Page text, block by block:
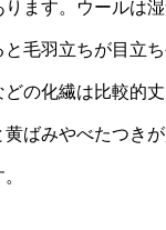
ます。ウールは
毛羽立ちが目立
の化繊は比較的
ばみやべたつき